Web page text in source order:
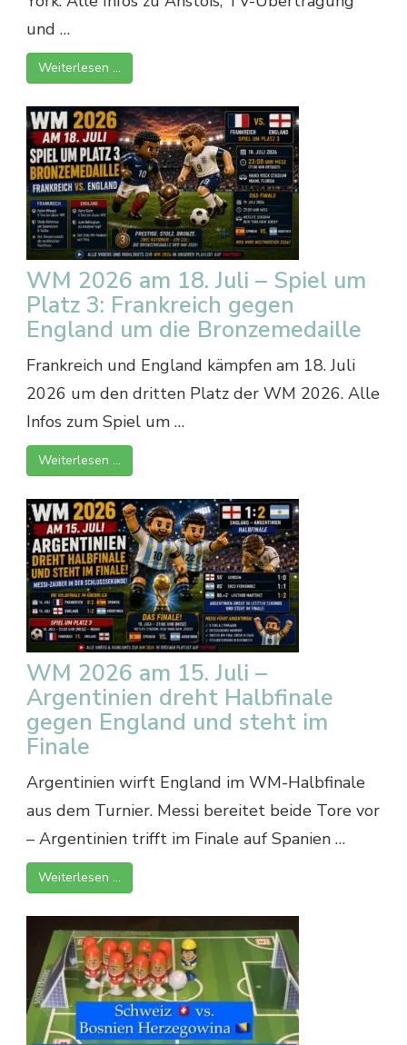
und …
Weiterlesen …
WM 2026 am 18. Juli – Spiel um
Platz 3: Frankreich gegen
England um die Bronzemedaille
Frankreich und England kämpfen am 18. Juli
2026 um den dritten Platz der WM 2026. Alle
Infos zum Spiel um …
Weiterlesen …
WM 2026 am 15. Juli –
Argentinien dreht Halbfinale
gegen England und steht im
Finale
Argentinien wirft England im WM-Halbfinale
aus dem Turnier. Messi bereitet beide Tore vor
– Argentinien trifft im Finale auf Spanien …
Weiterlesen …